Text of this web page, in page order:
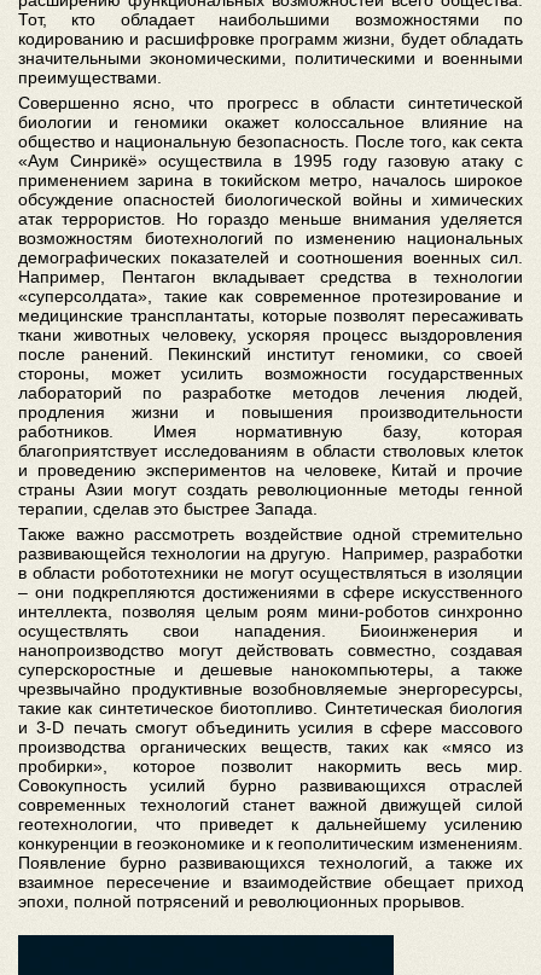
Тот, кто обладает наибольшими возможностями по
кодированию и расшифровке программ жизни, будет обладать
значительными экономическими, политическими и военными
преимуществами.
Совершенно ясно, что прогресс в области синтетической
биологии и геномики окажет колоссальное влияние на
общество и национальную безопасность. После того, как секта
«Аум Синрикё» осуществила в 1995 году газовую атаку с
применением зарина в токийском метро, началось широкое
обсуждение опасностей биологической войны и химических
атак террористов. Но гораздо меньше внимания уделяется
возможностям биотехнологий по изменению национальных
демографических показателей и соотношения военных сил.
Например, Пентагон вкладывает средства в технологии
«суперсолдата», такие как современное протезирование и
медицинские трансплантаты, которые позволят пересаживать
ткани животных человеку, ускоряя процесс выздоровления
после ранений. Пекинский институт геномики, со своей
стороны, может усилить возможности государственных
лабораторий по разработке методов лечения людей,
продления жизни и повышения производительности
работников. Имея нормативную базу, которая
благоприятствует исследованиям в области стволовых клеток
и проведению экспериментов на человеке, Китай и прочие
страны Азии могут создать революционные методы генной
терапии, сделав это быстрее Запада.
Также важно рассмотреть воздействие одной стремительно
развивающейся технологии на другую. Например, разработки
в области робототехники не могут осуществляться в изоляции
– они подкрепляются достижениями в сфере искусственного
интеллекта, позволяя целым роям мини-роботов синхронно
осуществлять свои нападения. Биоинженерия и
нанопроизводство могут действовать совместно, создавая
суперскоростные и дешевые нанокомпьютеры, а также
чрезвычайно продуктивные возобновляемые энергоресурсы,
такие как синтетическое биотопливо. Синтетическая биология
и 3-D печать смогут объединить усилия в сфере массового
производства органических веществ, таких как «мясо из
пробирки», которое позволит накормить весь мир.
Совокупность усилий бурно развивающихся отраслей
современных технологий станет важной движущей силой
геотехнологии, что приведет к дальнейшему усилению
конкуренции в геоэкономике и к геополитическим изменениям.
Появление бурно развивающихся технологий, а также их
взаимное пересечение и взаимодействие обещает приход
эпохи, полной потрясений и революционных прорывов.